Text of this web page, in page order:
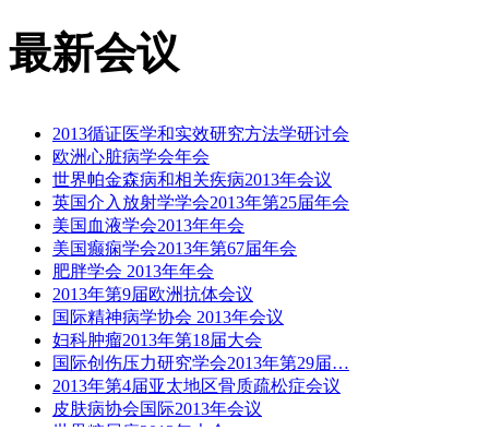
最新会议
2013循证医学和实效研究方法学研讨会
欧洲心脏病学会年会
世界帕金森病和相关疾病2013年会议
英国介入放射学学会2013年第25届年会
美国血液学会2013年年会
美国癫痫学会2013年第67届年会
肥胖学会 2013年年会
2013年第9届欧洲抗体会议
国际精神病学协会 2013年会议
妇科肿瘤2013年第18届大会
国际创伤压力研究学会2013年第29届…
2013年第4届亚太地区骨质疏松症会议
皮肤病协会国际2013年会议
世界糖尿病2013年大会